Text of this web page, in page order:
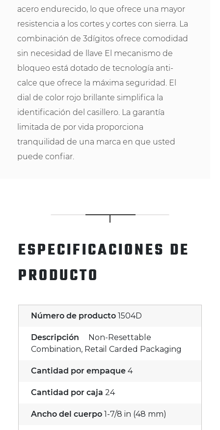
acero endurecido, lo que ofrece una mayor
resistencia a los cortes y cortes con sierra. La
combinación de 3dígitos ofrece comodidad
sin necesidad de llave El mecanismo de
bloqueo está dotado de tecnología anti-
calce que ofrece la máxima seguridad. El
dial de color rojo brillante simplifica la
identificación del casillero. La garantía
limitada de por vida proporciona
tranquilidad de una marca en que usted
puede confiar.
ESPECIFICACIONES DE
PRODUCTO
Número de producto 1504D
Descripción
Non-Resettable
Combination, Retail Carded Packaging
Cantidad por empaque 4
Cantidad por caja 24
Ancho del cuerpo 1-7/8 in (48 mm)